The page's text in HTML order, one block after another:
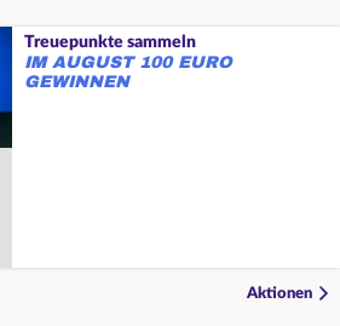
Treuepunkte sammeln
IM AUGUST 100 EURO
GEWINNEN
Aktionen